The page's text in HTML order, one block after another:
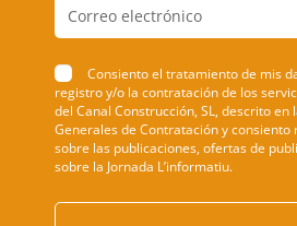
Consiento el tratamiento de mis
registro y/o la contratación de los
del Canal Construcción, SL, descrito en
Generales de Contratación y
sobre las publicaciones, ofertas de
sobre la Jornada L’informatiu.